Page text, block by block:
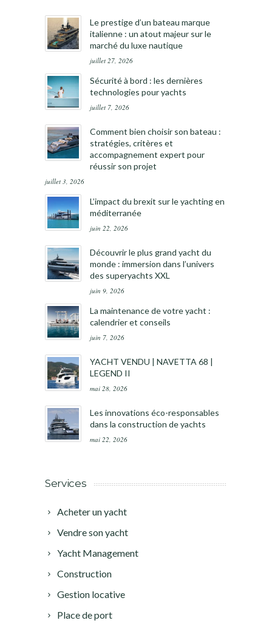
Le prestige d’un bateau marque
italienne : un atout majeur sur le
marché du luxe nautique
juillet 27, 2026
Sécurité à bord : les dernières
technologies pour yachts
juillet 7, 2026
Comment bien choisir son bateau :
stratégies, critères et
accompagnement expert pour
réussir son projet
juillet 3, 2026
L’impact du brexit sur le yachting en
méditerranée
juin 22, 2026
Découvrir le plus grand yacht du
monde : immersion dans l’univers
des superyachts XXL
juin 9, 2026
La maintenance de votre yacht :
calendrier et conseils
juin 7, 2026
YACHT VENDU | NAVETTA 68 |
LEGEND II
mai 28, 2026
Les innovations éco-responsables
dans la construction de yachts
mai 22, 2026
Services
Acheter un yacht
Vendre son yacht
Yacht Management
Construction
Gestion locative
Place de port